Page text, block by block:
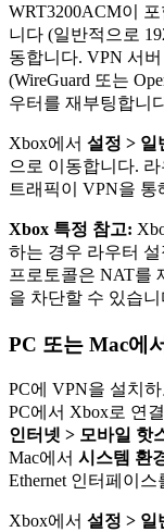
WRT3200ACM이
니다 (일반적으로
동합니다. VPN 서
(WireGuard 또는
우터를 재부팅합니
Xbox에서 설정 > 일
으로 이동합니다.
트래픽이 VPN을
Xbox 특정 참고:
하는 경우 라우터
프로토콜은 NAT를
을 차단할 수 있습니
PC 또는 Mac에
PC에 VPN을 설치
PC에서 Xbox로 연
인터넷 > 모바일 핫
Mac에서 시스템 환
Ethernet 인터페이
Xbox에서 설정 > 일